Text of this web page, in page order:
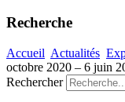
Recherche
Accueil Actualités
octobre 2020 – 6 juin
Rechercher